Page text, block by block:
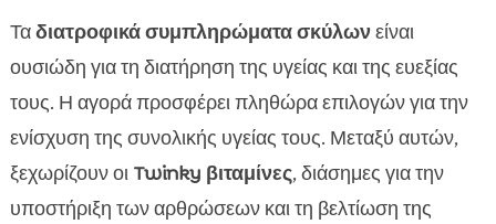
Ταδιατροφικά συμπληρώματα σκύλωνείναι
ουσιώδη για τη διατήρηση της υγείας και της ευεξίας
τους. Η αγορά προσφέρει πληθώρα επιλογών για την
ενίσχυση της συνολικής υγείας τους. Μεταξύ αυτών,
ξεχωρίζουν οι Twinky βιταμίνες, διάσημες για την
υποστήριξη των αρθρώσεων και τη βελτίωση της